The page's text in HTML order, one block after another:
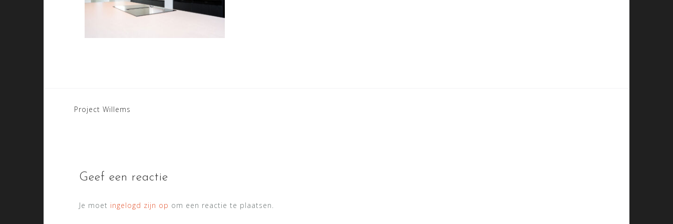
Bericht
Project Willems
Geef een reactie
Je moet ingelogd zijn op om een reactie te plaatsen.